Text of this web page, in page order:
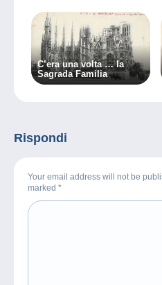
C’era una volta … la
Sagrada Familia
Rispondi
Your email address will not be
marked *